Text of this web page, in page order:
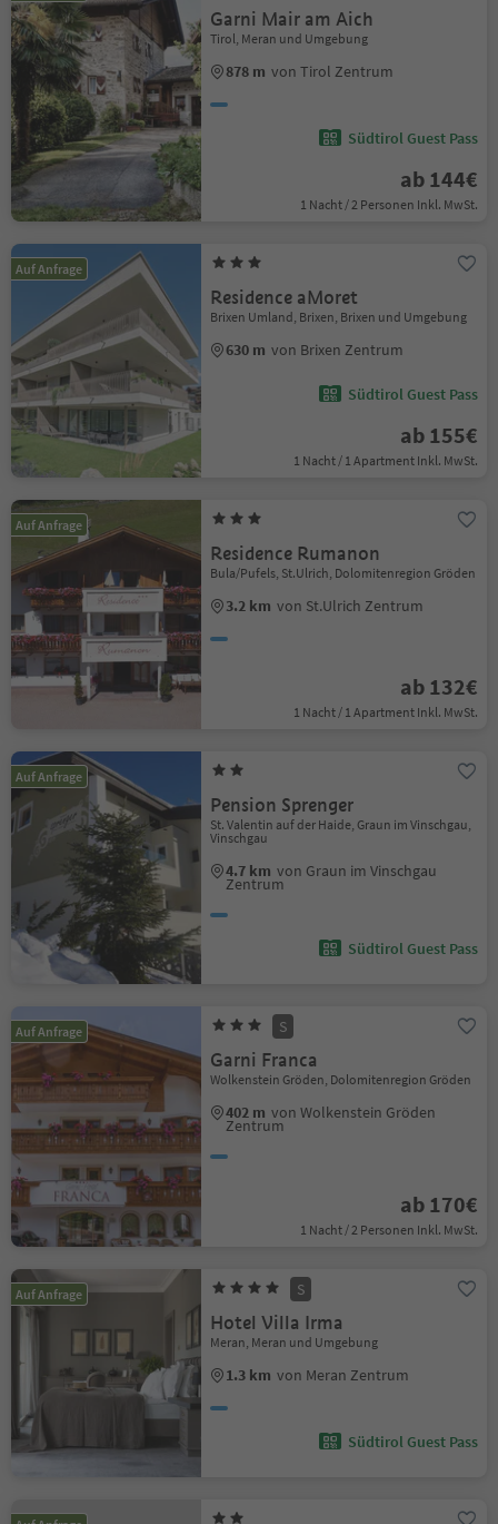
Garni Mair am Aich
Tirol, Meran und Umgebung
878 m von Tirol Zentrum
Südtirol Guest Pass
ab 144€
1 Nacht / 2 Personen Inkl. MwSt.
Auf Anfrage
Residence aMoret
Brixen Umland, Brixen, Brixen und Umgebung
630 m von Brixen Zentrum
Südtirol Guest Pass
ab 155€
1 Nacht / 1 Apartment Inkl. MwSt.
Auf Anfrage
Residence Rumanon
Bula/Pufels, St.Ulrich, Dolomitenregion Gröden
3.2 km von St.Ulrich Zentrum
ab 132€
1 Nacht / 1 Apartment Inkl. MwSt.
Auf Anfrage
Pension Sprenger
St. Valentin auf der Haide, Graun im Vinschgau,
Vinschgau
4.7 km von Graun im Vinschgau
Zentrum
Südtirol Guest Pass
Auf Anfrage S
Garni Franca
Wolkenstein Gröden, Dolomitenregion Gröden
402 m von Wolkenstein Gröden
Zentrum
ab 170€
1 Nacht / 2 Personen Inkl. MwSt.
Auf Anfrage S
Hotel Villa Irma
Meran, Meran und Umgebung
1.3 km von Meran Zentrum
Südtirol Guest Pass